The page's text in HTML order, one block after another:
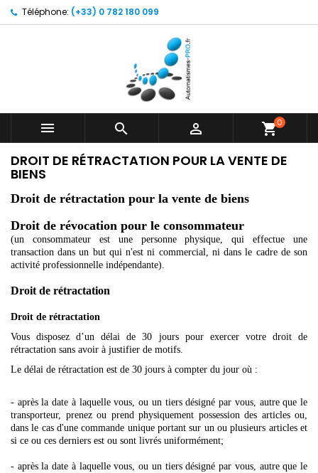
Téléphone: (+33) 0 782 180 099
   shopping_cart0
DROIT DE RÉTRACTATION POUR LA VENTE DE
BIENS
Droit de rétractation pour la vente de biens
Droit de révocation pour le consommateur
(un consommateur est une personne physique, qui effectue une
transaction dans un but qui n'est ni commercial, ni dans le cadre de son
activité professionnelle indépendante).
Droit de rétractation
Droit de rétractation
Vous disposez d’un délai de 30 jours pour exercer votre droit de
rétractation sans avoir à justifier de motifs.
Le délai de rétractation est de 30 jours à compter du jour où :
- après la date à laquelle vous, ou un tiers désigné par vous, autre que le
transporteur, prenez ou prend physiquement possession des articles ou,
dans le cas d'une commande unique portant sur un ou plusieurs articles et
si ce ou ces derniers est ou sont livrés uniformément;
- après la date à laquelle vous, ou un tiers désigné par vous, autre que le